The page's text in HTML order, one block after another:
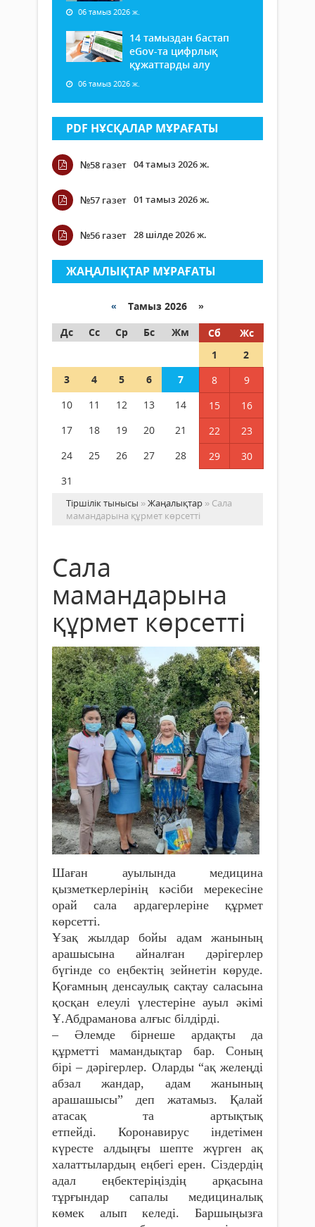
06 тамыз 2026 ж.
14 тамыздан бастап
еGov-та цифрлық
құжаттарды алу
06 тамыз 2026 ж.
PDF НҰСҚАЛАР МҰРАҒАТЫ
№58 газет 04 тамыз 2026 ж.
№57 газет 01 тамыз 2026 ж.
№56 газет 28 шілде 2026 ж.
ЖАҢАЛЫҚТАР МҰРАҒАТЫ
« Тамыз 2026 »
Дс
Сс Ср Бс Жм Сб
Жс
1
2
3
4 5 6 7 8
9
10
11 12 13 14 15
16
17
18 19 20 21 22
23
24
25 26 27 28 29
30
31
Тіршілік тынысы »Жаңалықтар » Сала
мамандарына құрмет көрсетті
Сала
мамандарына
құрмет көрсетті
Шаған ауылында медицина
қызметкерлерінің кәсіби мерекесіне
орай сала ардагерлеріне құрмет
көрсетті.
Ұзақ жылдар бойы адам жанының
арашысына айналған дәрігерлер
бүгінде со еңбектің зейнетін көруде.
Қоғамның денсаулық сақтау саласына
қосқан елеулі үлестеріне ауыл әкімі
Ұ.Абдраманова алғыс білдірді.
– Әлемде бірнеше ардақты да
құрметті мамандықтар бар. Соның
бірі – дәрігерлер. Оларды “ақ желеңді
абзал жандар, адам жанының
арашашысы” деп жатамыз. Қалай
атасақ та артықтық
етпейді. Коронавирус індетімен
күресте алдыңғы шепте жүрген ақ
халаттылардың еңбегі ерен. Сіздердің
адал еңбектеріңіздің арқасына
тұрғындар сапалы медициналық
көмек алып келеді. Баршыңызға